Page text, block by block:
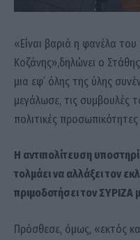
«Είναι βαριά η φανέλα
Κοζάνης»,δηλώνει ο
μια εφ’ όλης της ύλης
μεγάλωσε, τις συμβουλές
πολιτικές
Η αντιπολίτευση
τολμάει να αλλάξει τον
πριμοδοτήσει τον ΣΥΡΙΖΑ
Πρόσθεσε, όμως, «εκτός